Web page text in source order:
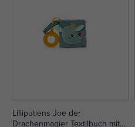
Lilliputiens Joe der
Drachenmagier Textilbuch mit